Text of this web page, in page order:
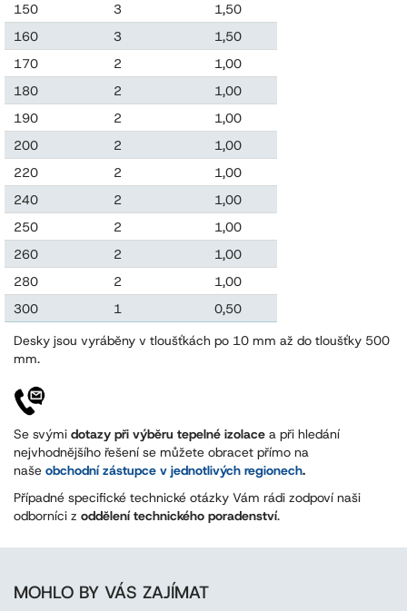
150
3 1,50
160
3 1,50
170
2 1,00
180
2 1,00
190
2 1,00
200
2 1,00
220
2 1,00
240
2 1,00
250
2 1,00
260
2 1,00
280
2 1,00
300
1 0,50
Desky jsou vyráběny v tloušťkách po 10 mm až do tloušťky 500
mm.
Se svými dotazy při výběru tepelné izolace a při hledání
nejvhodnějšího řešení se můžete obracet přímo na
naše obchodní zástupce v jednotlivých regionech.
Případné specifické technické otázky Vám rádi zodpoví naši
odborníci z oddělení technického poradenství.
MOHLO BY VÁS ZAJÍMAT